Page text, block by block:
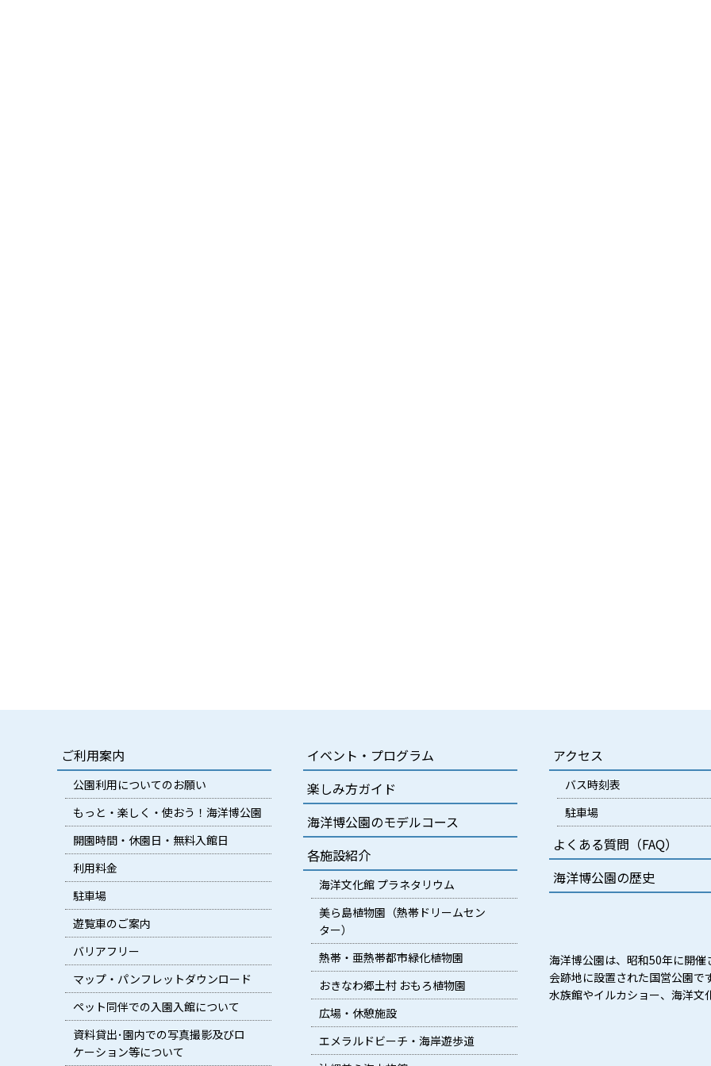
ご利用案内
公園利用についてのお願い
もっと・楽しく・使おう！海洋博公園
開園時間・休園日・無料入館日
利用料金
駐車場
遊覧車のご案内
バリアフリー
マップ・パンフレットダウンロード
ペット同伴での入園入館について
資料貸出･園内での写真撮影及びロ
ケーション等について
イベント・プログラム
楽しみ方ガイド
海洋博公園のモデルコース
各施設紹介
海洋文化館 プラネタリウム
美ら島植物園（熱帯ドリームセン
ター）
熱帯・亜熱帯都市緑化植物園
おきなわ郷土村 おもろ植物園
広場・休憩施設
エメラルドビーチ・海岸遊歩道
アクセス
バス時刻表
駐車場
よくある質問（FAQ）
海洋博公園の歴史
海洋博公園は、昭和50年に開
会跡地に設置された国営公園で
水族館やイルカショー、海洋文